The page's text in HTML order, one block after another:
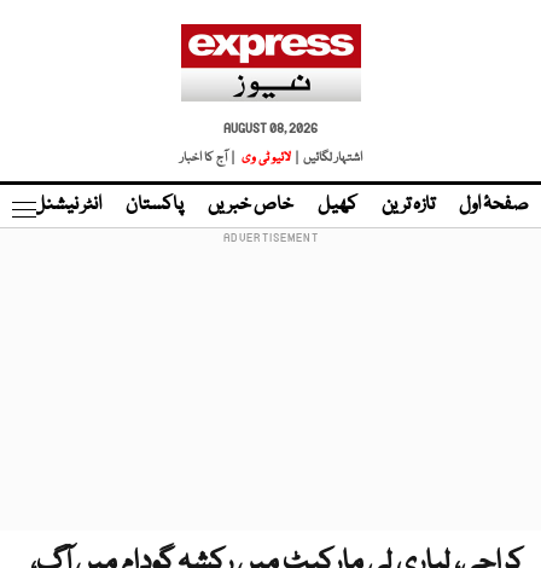
AUGUST 08, 2026
اشتہار لگائیں |
لائیو ٹی وی | آج کا اخبار
صفحۂ اول تازہ ترین کھیل خاص خبریں پاکستان انٹر نیشنل